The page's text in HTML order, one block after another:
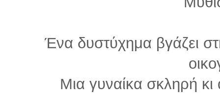
Ένα δυστύχημα βγάζει
Μια γυναίκα σκληρή